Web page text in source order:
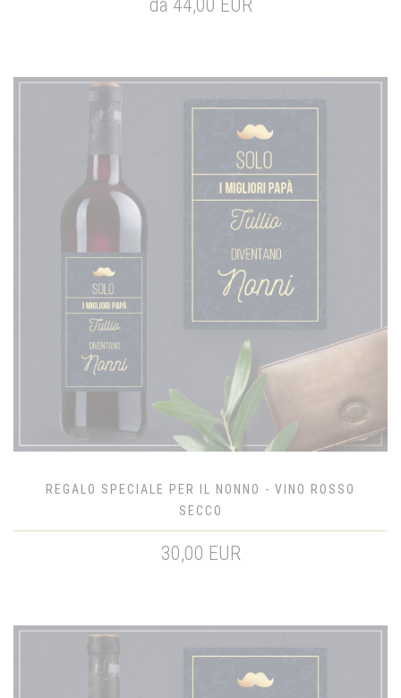
da 44,00 EUR
REGALO SPECIALE PER IL NONNO - VINO ROSSO
SECCO
30,00 EUR